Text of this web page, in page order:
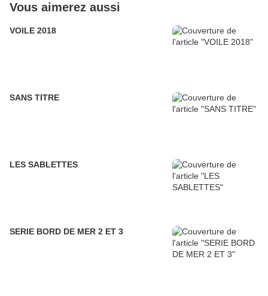
Vous aimerez aussi
VOILE 2018
SANS TITRE
LES SABLETTES
SERIE BORD DE MER 2 ET 3